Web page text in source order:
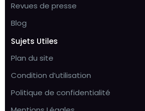
Revues de presse
Blog
Sujets Utiles
Plan du site
Condition d’utilisation
Politique de confidentialité